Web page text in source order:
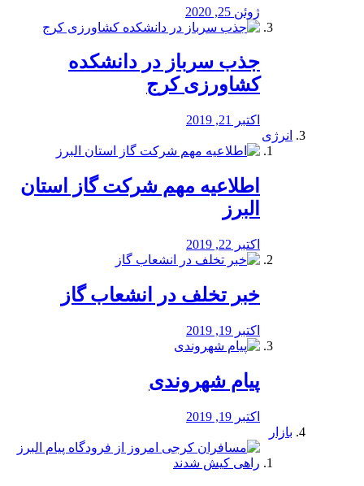
ژوئن 25, 2020
جذب سرباز در دانشکده
کشاورزی کرج
اکتبر 21, 2019
انرژی
️اطلاعیه مهم شرکت گاز استان
البرز
اکتبر 22, 2019
خبر تخلف در انشعاب گاز
اکتبر 19, 2019
پیام شهروندی
اکتبر 19, 2019
بازار